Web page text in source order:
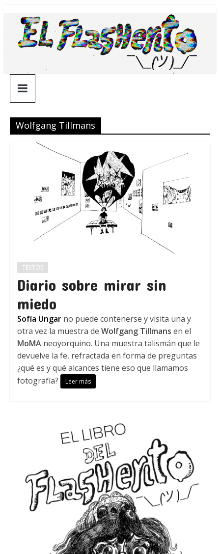
contenido
¯\_(ツ)_/
¯
Wolfgang Tillmans
TEXTOS
Diario sobre mirar sin
miedo
Sofía Ungarno puede contenerse y visita una y
otra vez la muestra de Wolfgang Tillmans en el
MoMAneoyorquino. Una muestra talismán que le
devuelve la fe, refractada en forma de preguntas
¿qué es y qué alcances tiene eso que llamamos
fotografía?
Leer más